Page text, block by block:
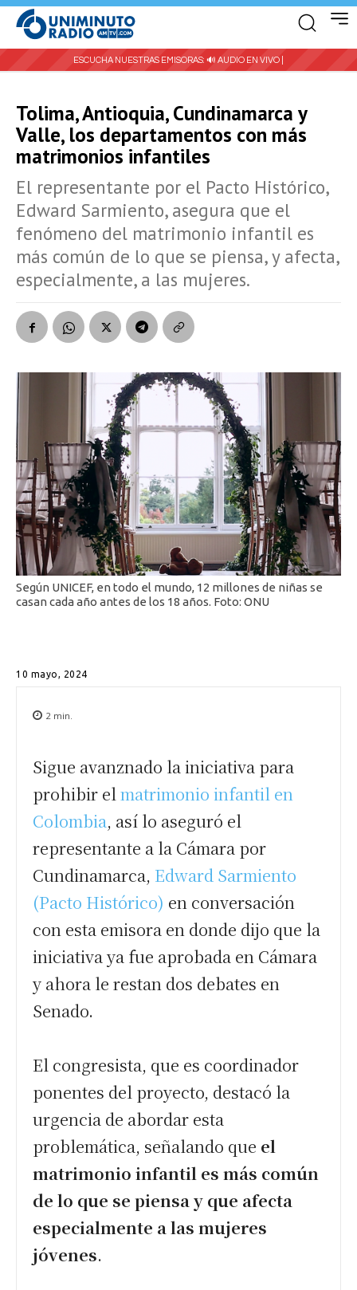
ESCUCHA NUESTRAS EMISORAS: 🔊 AUDIO EN VIVO |
Tolima, Antioquia, Cundinamarca y
Valle, los departamentos con más
matrimonios infantiles
El representante por el Pacto Histórico,
Edward Sarmiento, asegura que el
fenómeno del matrimonio infantil es
más común de lo que se piensa, y afecta,
especialmente, a las mujeres.
Según UNICEF, en todo el mundo, 12 millones de niñas se
casan cada año antes de los 18 años. Foto: ONU
10 mayo, 2024
2 min.
Sigue avanznado la iniciativa para
prohibir elmatrimonio infantil en
Colombia, así lo aseguró el
representante a la Cámara por
Cundinamarca, Edward Sarmiento
(Pacto Histórico) en conversación
con esta emisora en donde dijo que la
iniciativa ya fue aprobada en Cámara
y ahora le restan dos debates en
Senado.
El congresista, que es coordinador
ponentes del proyecto, destacó la
urgencia de abordar esta
problemática, señalando que el
matrimonio infantil es más común
de lo que se piensa y que afecta
especialmente a las mujeres
jóvenes.